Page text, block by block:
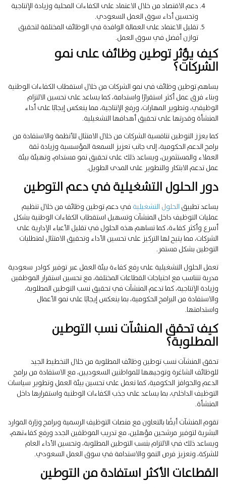
دعم الاقتصاد من خلال الاعتماد على الكفاءات المحلية وزيادة الإنتاجية
وتحسين أداء سوق العمل السعودي.
تقليل الاعتماد على العمالة الوافدة في الوظائف المختلفة لتحقيق
توازن أفضل في سوق العمل.
كيف يؤثر توطين وظائف على نمو
الشركات؟
يساهم توطين وظائف في نمو الشركات من خلال استقطاب الكفاءات الوطنية
وبناء فرق عمل أكثر استقرارًا واستدامة، كما يساعد على تحسين الالتزام
الوظيفي، وتطوير المهارات، ورفع الإنتاجية، مما ينعكس إيجابًا على أداء
المنشأة وقدرتها على تحقيق أهدافها التشغيلية.
كما يعزز التوطين تنافسية الشركات من خلال الامتثال للأنظمة والاستفادة من
برامج الدعم الحكومية، إلى جانب تعزيز السمعة المؤسسية وزيادة ثقة
العملاء والمستثمرين، ويساعد ذلك على تحقيق نمو مستدام، وتهيئة بيئة
عمل تدعم الابتكار والتطوير على المدى الطويل.
دور الحلول التشغيلية في دعم التوطين
يساعد تطبيق الحلول التشغيلية في دعم توطين وظائف من خلال تنظيم
عمليات التوظيف داخل المنشآت وتسهيل استقطاب الكفاءات الوطنية بشكل
أسرع وأكثر كفاءة، كما تساهم هذه الحلول في تقليل الأعباء الإدارية على
الشركات، مما يتيح لها التركيز على تحسين الأداء وتحقيق الامتثال لمتطلبات
التوطين بشكل مستمر.
تعمل الحلول التشغيلية على رفع كفاءة بيئة العمل عبر توفير كوادر سعودية
مدربة تتناسب مع احتياجات القطاعات المختلفة، مع تحسين استقرار الموظفين
وزيادة الإنتاجية، كما تدعم المنشآت في تحقيق نسب التوطين المطلوبة،
والاستفادة من البرامج الحكومية، بما ينعكس إيجابًا على نمو الأعمال
واستدامتها.
كيف تحقق المنشآت نسب التوطين
المطلوبة؟
تحقق المنشآت نسب توطين وظائف المطلوبة من خلال التخطيط الجيد
للوظائف الشاغرة وتوجيهها للمواطنين السعوديين، مع الاستفادة من برامج
الدعم والحوافز الحكومية، كما تعمل على تحسين بيئة العمل وتطوير سياسات
التوظيف الداخلي، بما يساعد على جذب الكفاءات الوطنية واستقرارها داخل
المنشأة.
تقوم المنشآت أيضًا بالتعاون مع منصات التوظيف الرسمية وبرامج وزارة الموارد
البشرية لتوفير مرشحين مؤهلين، مع تدريب الموظفين الجدد ورفع كفاءتهم،
ويساعد ذلك في الالتزام بنسب التوطين المطلوبة، وتحسين الأداء العام
للشركة، وتعزيز فرص النمو والاستدامة في سوق العمل السعودي.
القطاعات الأكثر استفادة من التوطين